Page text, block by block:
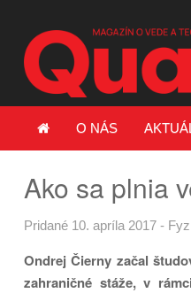
O NÁS
Ako sa plnia
Pridané 10. apríla 2017 -
Ondrej Čierny začal
zahraničné stáže, v